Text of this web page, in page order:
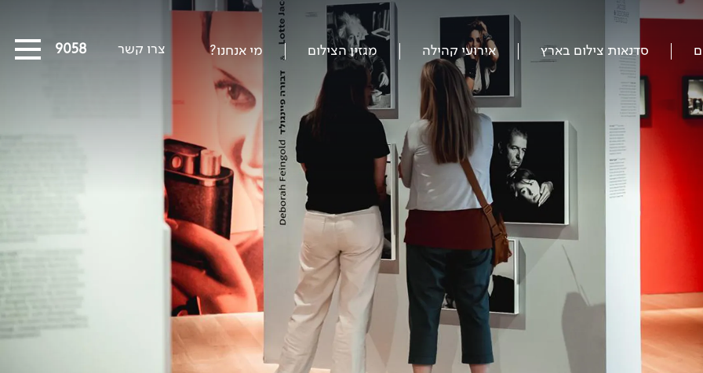
סדנאות צילום בארץ אירועי קהילה מגזין הצילום מי אנחנו? צרו קשר 03-5639058
כל המסעות הקרובים
מסעות שייט
הפרויקטים החברתיים שלנו
סיפורים מבעד לעדשה
כתבו עלינו
על צילום וצלמים
קול קורא